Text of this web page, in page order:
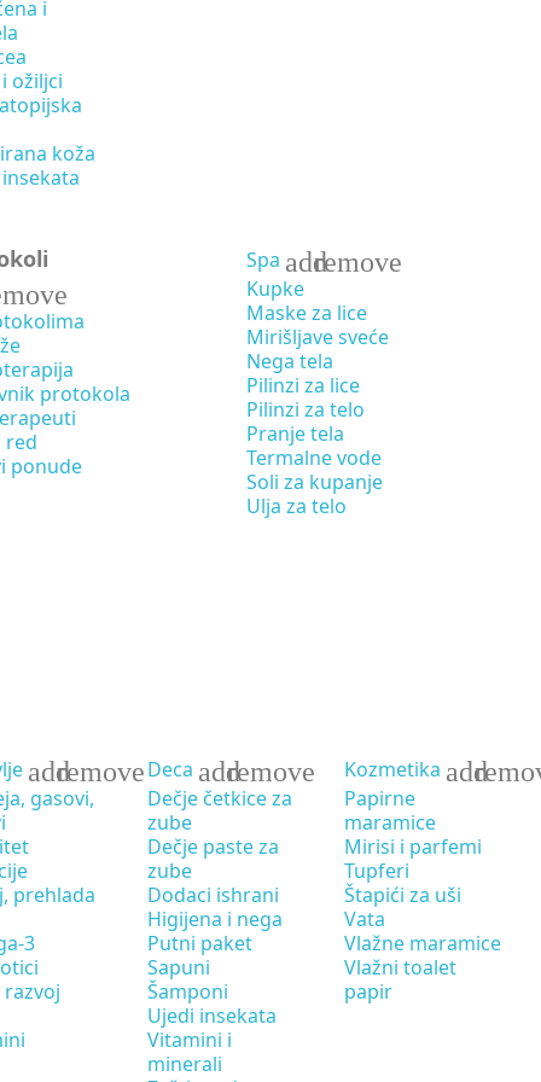
i
ožiljci
koža
protokola
red
ponude
Spa addremove
Kupke
Maske za lice
Mirišljave sveće
Nega tela
Pilinzi za lice
Pilinzi za telo
Pranje tela
Termalne vode
Soli za kupanje
Ulja za telo
addremove
gasovi,
prehlada
3
razvoj
Deca addremove
Dečje četkice za
zube
Dečje paste za
zube
Dodaci ishrani
Higijena i nega
Putni paket
Sapuni
Šamponi
Ujedi insekata
Vitamini i
minerali
Kozmetika add
Papirne
maramice
Mirisi i parfemi
Tupferi
Štapići za uši
Vata
Vlažne maramice
Vlažni toalet
papir